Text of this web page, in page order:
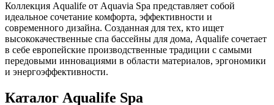
Коллекция Aqualife от Aquavia Spa представляет собой
идеальное сочетание комфорта, эффективности и
современного дизайна. Созданная для тех, кто ищет
высококачественные спа бассейны для дома, Aqualife сочетает
в себе европейские производственные традиции с самыми
передовыми инновациями в области материалов, эргономики
и энергоэффективности.
Каталог Aqualife Spa